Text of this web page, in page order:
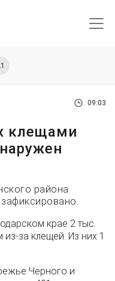
09:03
клещами
района
крае 2 тыс.
за клещей. Из них 1
Черного и